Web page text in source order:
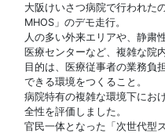
大阪けいさつ病院で行われた
MHOS」のデモ走行。
人の多い外来エリアや、静粛
医療センターなど、複雑な院
目的は、医療従事者の業務負
できる環境をつくること。
病院特有の複雑な環境下にお
全性を評価しました。
官民一体となった「次世代型